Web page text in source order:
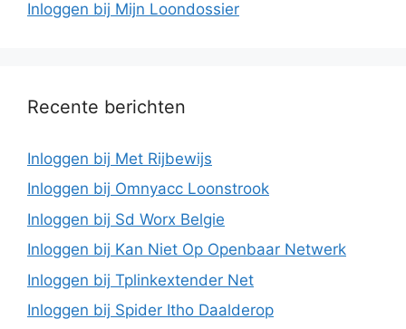
Inloggen bij Mijn Loondossier
Recente berichten
Inloggen bij Met Rijbewijs
Inloggen bij Omnyacc Loonstrook
Inloggen bij Sd Worx Belgie
Inloggen bij Kan Niet Op Openbaar Netwerk
Inloggen bij Tplinkextender Net
Inloggen bij Spider Itho Daalderop